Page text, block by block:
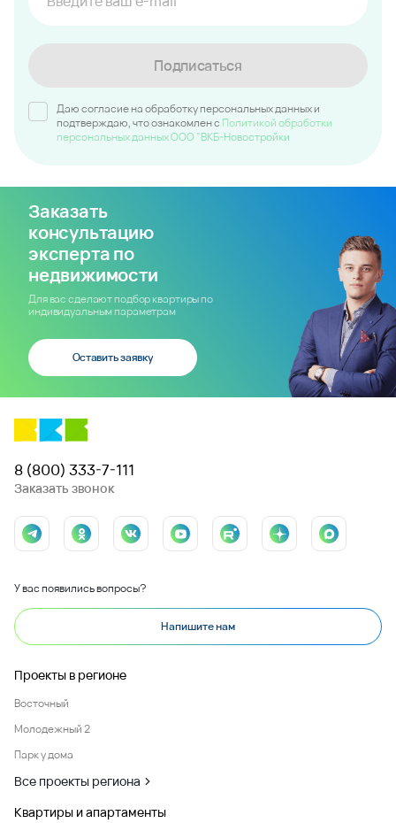
Подписаться
Даю согласие на обработку персональных данных и
подтверждаю, что ознакомлен c Политикой обработки
персональных данных ООО "ВКБ-Новостройки
Заказать
консультацию
эксперта по
недвижимости
Для вас сделают подбор квартиры по
индивидуальным параметрам
Оставить заявку
8 (800) 333-7-111
Заказать звонок
У вас появились вопросы?
Напишите нам
Проекты в регионе
Восточный
Молодежный 2
Парк у дома
Все проекты региона
Квартиры и апартаменты